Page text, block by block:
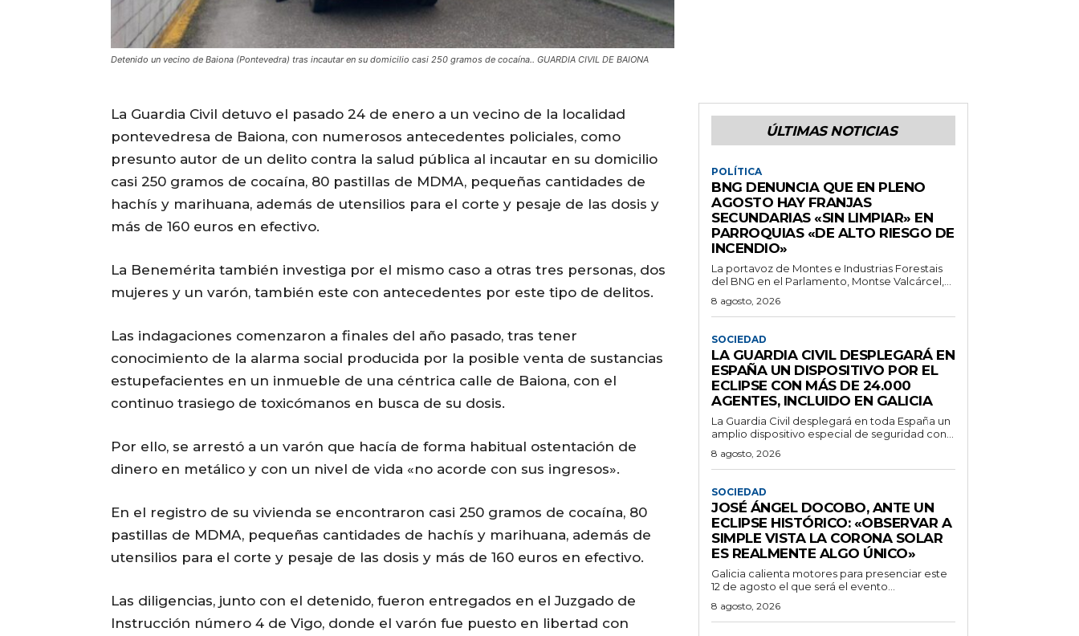
Detenido un vecino de Baiona (Pontevedra) tras incautar en su domicilio casi 250 gramos de cocaína.. GUARDIA CIVIL DE BAIONA
La Guardia Civil detuvo el pasado 24 de enero a un vecino de la localidad
pontevedresa de Baiona, con numerosos antecedentes policiales, como
presunto autor de un delito contra la salud pública al incautar en su domicilio
casi 250 gramos de cocaína, 80 pastillas de MDMA, pequeñas cantidades de
hachís y marihuana, además de utensilios para el corte y pesaje de las dosis y
más de 160 euros en efectivo.
La Benemérita también investiga por el mismo caso a otras tres personas, dos
mujeres y un varón, también este con antecedentes por este tipo de delitos.
Las indagaciones comenzaron a finales del año pasado, tras tener
conocimiento de la alarma social producida por la posible venta de sustancias
estupefacientes en un inmueble de una céntrica calle de Baiona, con el
continuo trasiego de toxicómanos en busca de su dosis.
Por ello, se arrestó a un varón que hacía de forma habitual ostentación de
dinero en metálico y con un nivel de vida «no acorde con sus ingresos».
En el registro de su vivienda se encontraron casi 250 gramos de cocaína, 80
pastillas de MDMA, pequeñas cantidades de hachís y marihuana, además de
utensilios para el corte y pesaje de las dosis y más de 160 euros en efectivo.
Las diligencias, junto con el detenido, fueron entregados en el Juzgado de
Instrucción número 4 de Vigo, donde el varón fue puesto en libertad con
ÚLTIMAS NOTICIAS
POLÍTICA
BNG DENUNCIA QUE EN PLENO
AGOSTO HAY FRANJAS
SECUNDARIAS «SIN LIMPIAR» EN
PARROQUIAS «DE ALTO RIESGO DE
INCENDIO»
La portavoz de Montes e Industrias Forestais
del BNG en el Parlamento, Montse Valcárcel,...
8 agosto, 2026
SOCIEDAD
LA GUARDIA CIVIL DESPLEGARÁ EN
ESPAÑA UN DISPOSITIVO POR EL
ECLIPSE CON MÁS DE 24.000
AGENTES, INCLUIDO EN GALICIA
La Guardia Civil desplegará en toda España un
amplio dispositivo especial de seguridad con...
8 agosto, 2026
SOCIEDAD
JOSÉ ÁNGEL DOCOBO, ANTE UN
ECLIPSE HISTÓRICO: «OBSERVAR A
SIMPLE VISTA LA CORONA SOLAR
ES REALMENTE ALGO ÚNICO»
Galicia calienta motores para presenciar este
12 de agosto el que será el evento...
8 agosto, 2026